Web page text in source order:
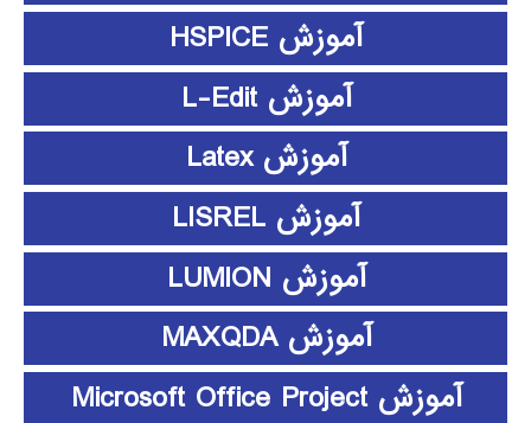
آموزش HSPICE
آموزش L-Edit
آموزش Latex
آموزش LISREL
آموزش LUMION
آموزش MAXQDA
آموزش Microsoft Office Project